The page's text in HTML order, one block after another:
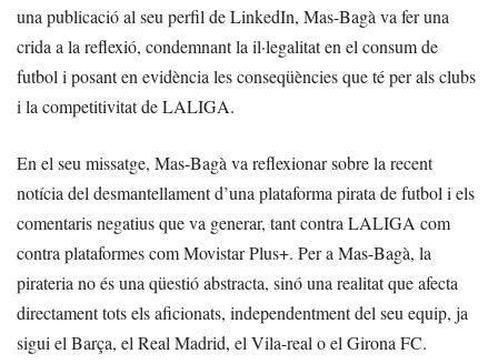
una publicació al seu perfil de LinkedIn, Mas-Bagà va fer una
crida a la reflexió, condemnant la il·legalitat en el consum de
futbol i posant en evidència les conseqüències que té per als clubs
i la competitivitat de LALIGA.
En el seu missatge, Mas-Bagà va reflexionar sobre la recent
notícia del desmantellament d’una plataforma pirata de futbol i els
comentaris negatius que va generar, tant contra LALIGA com
contra plataformes com Movistar Plus+. Per a Mas-Bagà, la
pirateria no és una qüestió abstracta, sinó una realitat que afecta
directament tots els aficionats, independentment del seu equip, ja
sigui el Barça, el Real Madrid, el Vila-real o el Girona FC.